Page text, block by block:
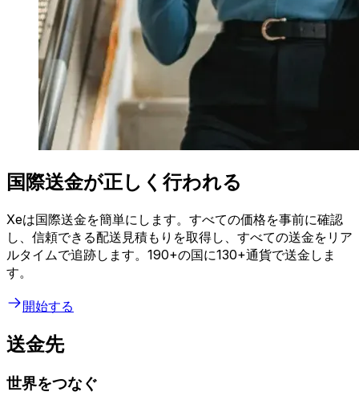
国際送金が正しく行われる
Xeは国際送金を簡単にします。すべての価格を事前に確認
し、信頼できる配送見積もりを取得し、すべての送金をリア
ルタイムで追跡します。190+の国に130+通貨で送金しま
す。
開始する
送金先
世界をつなぐ